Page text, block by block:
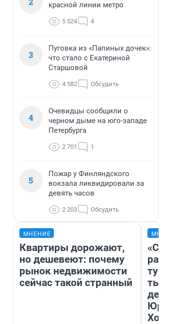
красной линии метро
5 524 4
3
Пуговка из «Папиных дочек»:
что стало с Екатериной
Старшовой
4 582 Обсудить
4
Очевидцы сообщили о
черном дыме на юго-западе
Петербурга
2 701 1
5
Пожар у Финляндского
вокзала ликвидировали за
девять часов
2 203 Обсудить
МНЕНИЕ
Квартиры дорожают,
но дешевеют: почему
рынок недвижимости
сейчас такой странный
день